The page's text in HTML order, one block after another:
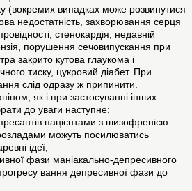
(вокремих випадках може розвинутися
недостатність, захворювання серця
стенокардія, недавній
порушення сечовипускання при
закрито кутова глаукома і
тиску, цукровий діабет. При
слід одразу ж припинити.
як і при застосуванні інших
до уваги наступне:
пацієнтами з шизофренією
можуть посилюватись
ідеї;
фази маніакально-депресивного
вання депресивної фази до